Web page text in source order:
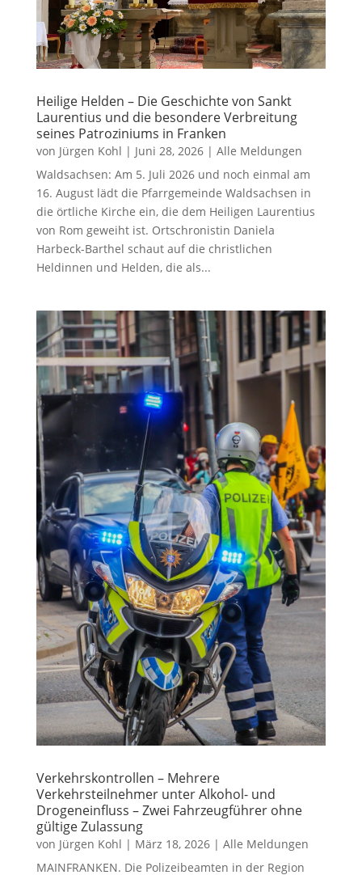
Heilige Helden – Die Geschichte von Sankt
Laurentius und die besondere Verbreitung
seines Patroziniums in Franken
von Jürgen Kohl | Juni 28, 2026| Alle Meldungen
Waldsachsen: Am 5. Juli 2026 und noch einmal am
16. August lädt die Pfarrgemeinde Waldsachsen in
die örtliche Kirche ein, die dem Heiligen Laurentius
von Rom geweiht ist. Ortschronistin Daniela
Harbeck-Barthel schaut auf die christlichen
Heldinnen und Helden, die als...
Verkehrskontrollen – Mehrere
Verkehrsteilnehmer unter Alkohol- und
Drogeneinfluss – Zwei Fahrzeugführer ohne
gültige Zulassung
von Jürgen Kohl | März 18, 2026| Alle Meldungen
MAINFRANKEN. Die Polizeibeamten in der Region